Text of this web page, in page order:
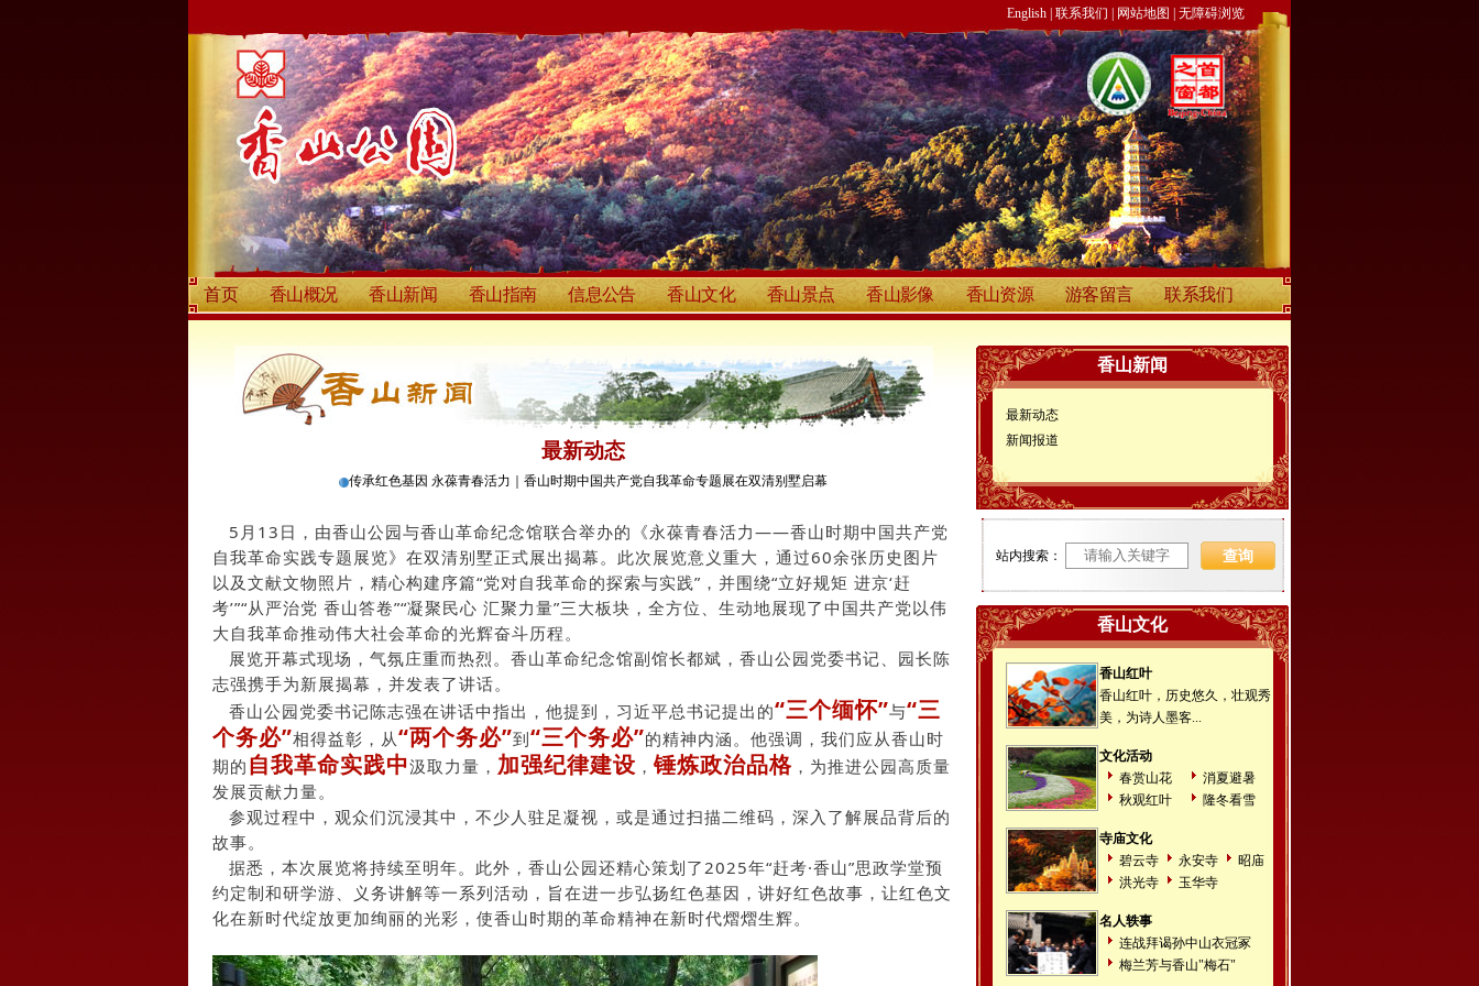
English 联系我们 网站地图 无障碍浏览
首页 香山概况 香山新闻 香山指南 信息公告 香山文化 香山景点 香山影像 香山资源 游客留言 联系我们
最新动态
传承红色基因 永葆青春活力｜香山时期中国共产党自我革命专题展在双清别墅启幕
5月13日，由香山公园与香山革命纪念馆联合举办的《永葆青春活力——香山时期中国共产党
自我革命实践专题展览》在双清别墅正式展出揭幕。此次展览意义重大，通过60余张历史图片
以及文献文物照片，精心构建序篇“党对自我革命的探索与实践”，并围绕“立好规矩 进京‘赶
考’”“从严治党 香山答卷”“凝聚民心 汇聚力量”三大板块，全方位、生动地展现了中国共产党以伟
大自我革命推动伟大社会革命的光辉奋斗历程。
展览开幕式现场，气氛庄重而热烈。香山革命纪念馆副馆长都斌，香山公园党委书记、园长陈
志强携手为新展揭幕，并发表了讲话。
香山公园党委书记陈志强在讲话中指出，他提到，习近平总书记提出的“三个缅怀”与“三
个务必”相得益彰，从“两个务必”到“三个务必”的精神内涵。 他强调，我们应从香山时
期的 自我革命实践中汲取力量， 加强纪律建设 ， 锤炼政治品格 ，为推进公园高质量
发展贡献力量。
参观过程中，观众们沉浸其中，不少人驻足凝视，或是通过扫描二维码，深入了解展品背后的
故事。
据悉，本次展览将持续至明年。此外，香山公园还精心策划了2025年“赶考·香山”思政学堂预
约定制和研学游、义务讲解等一系列活动，旨在进一步弘扬红色基因，讲好红色故事，让红色文
化在新时代绽放更加绚丽的光彩，使香山时期的革命精神在新时代熠熠生辉。
香山新闻
最新动态
新闻报道
站内搜索：
香山文化
香山红叶
香山红叶，历史悠久，壮观秀
美，为诗人墨客...
文化活动
春赏山花
消夏避暑
秋观红叶
隆冬看雪
寺庙文化
碧云寺
永安寺
昭庙
洪光寺
玉华寺
名人轶事
连战拜谒孙中山衣冠冢
梅兰芳与香山"梅石"